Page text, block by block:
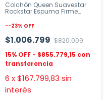
Colchón Queen Suavestar
Rockstar Espuma Firme
--23% OFF
$1.006.799 $820.009
$855.779,15
6 x$167.799,83 sin
interés